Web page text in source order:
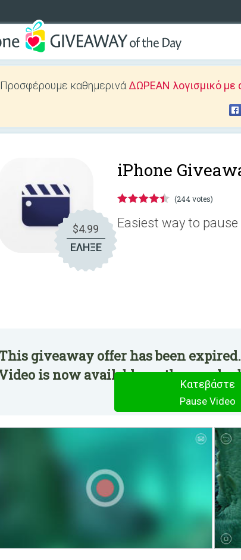
Προσφέρουμε καθημερινά ΔΩΡΕΑΝ λογισμικό με
$4.99
ΕΛΗΞΕ
iPhone
(244 votes)
Easiest way to
giveaway offer has been
is now available on the regular
Κατεβάστε
Pause Video